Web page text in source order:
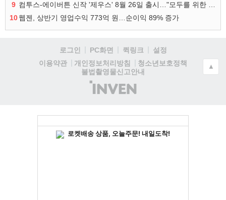
9
10웹젠, 상반기 영업수익 773억 원…순이익 89% 증가
로그인 PC화면 퀵링크
설정
이용약관
개인정보처리방침
청소년보호정책
불법촬영물신고안내
(주)
인
▲